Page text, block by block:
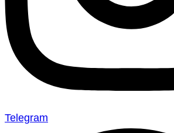
Telegram